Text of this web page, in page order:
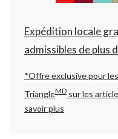
Expédition locale
admissibles de plus
*Offre exclusive pour
TriangleMD sur les
savoir plus